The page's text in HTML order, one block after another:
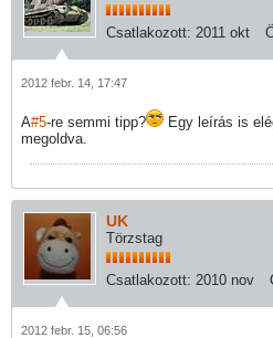
Csatlakozott: 2011 okt
2012 febr. 14, 17:47
A#5-re semmi tipp?
Egy leírás is
megoldva.
UK
Törzstag
Csatlakozott: 2010 nov
2012 febr. 15, 06:56